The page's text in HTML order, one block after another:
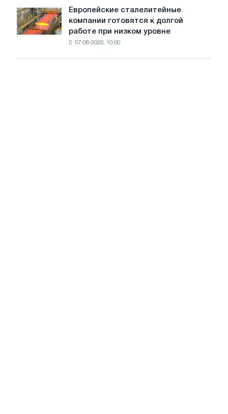
рынке
стали
сохранятся,
на
Европейские
сталелитейные
компании
Европейские сталелитейные
компании готовятся к долгой
работе при низком уровне
07-08-2026, 10:00